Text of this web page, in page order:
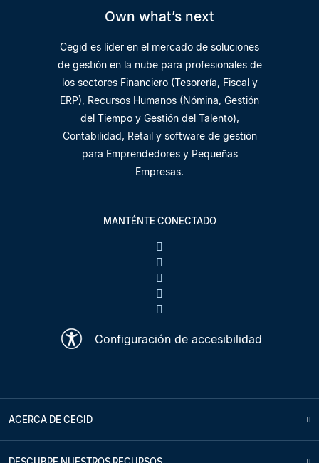
Own what’s next
Cegid es líder en el mercado de soluciones
de gestión en la nube para profesionales de
los sectores Financiero (Tesorería, Fiscal y
ERP), Recursos Humanos (Nómina, Gestión
del Tiempo y Gestión del Talento),
Contabilidad, Retail y software de gestión
para Emprendedores y Pequeñas
Empresas.
MANTÉNTE CONECTADO
Configuración de accesibilidad
ACERCA DE CEGID